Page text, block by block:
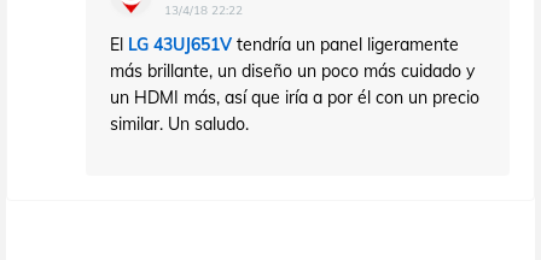
13/4/18 22:22
El LG 43UJ651V tendría un panel ligeramente
más brillante, un diseño un poco más cuidado y
un HDMI más, así que iría a por él con un precio
similar. Un saludo.